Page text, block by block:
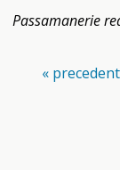
Passamanerie
«